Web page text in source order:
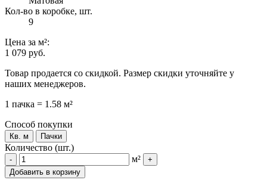
Кол-во в коробке, шт.
9
Цена за м²:
1 079 руб.
Товар продается со скидкой. Размер скидки уточняйте у
наших менеджеров.
1 пачка = 1.58 м²
Способ покупки
Кв. м Пачки
Количество (шт.)
- м²
+
Добавить в корзину